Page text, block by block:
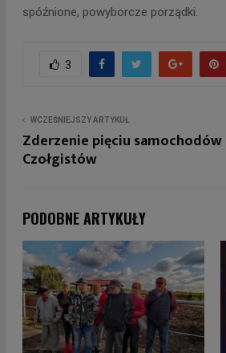
spóźnione, powyborcze porządki.
3
WCZEŚNIEJSZY ARTYKUŁ
Zderzenie pięciu samochodów
Czołgistów
PODOBNE ARTYKUŁY